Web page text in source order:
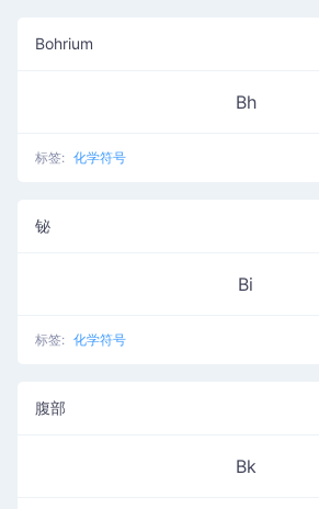
Bohrium
Bh
标签: 化学符号
铋
Bi
标签: 化学符号
腹部
Bk